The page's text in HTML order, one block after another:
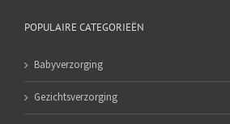
POPULAIRE CATEGORIEËN
Babyverzorging
Gezichtsverzorging